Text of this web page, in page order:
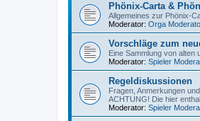
Phönix-Carta &
Allgemeines zur Phönix-
Moderator: Orga
Vorschläge zum
Eine Sammlung von alten
Moderator: Spieler
Regeldiskussionen
Fragen, Anmerkungen
ACHTUNG! Die hier
Moderator: Spieler